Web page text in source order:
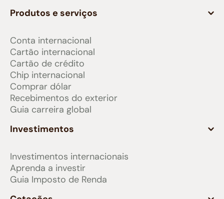
Produtos e serviços
Conta internacional
Cartão internacional
Cartão de crédito
Chip internacional
Comprar dólar
Recebimentos do exterior
Guia carreira global
Investimentos
Investimentos internacionais
Aprenda a investir
Guia Imposto de Renda